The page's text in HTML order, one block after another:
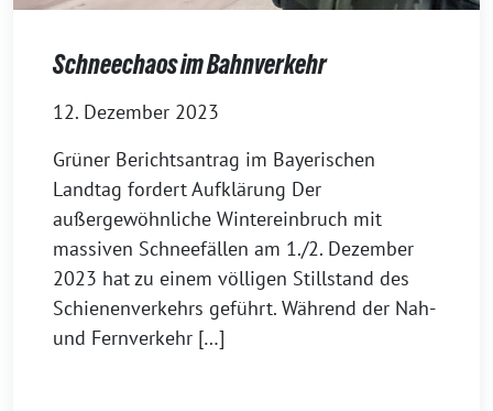
Schneechaos im Bahnverkehr
12. Dezember 2023
Grüner Berichtsantrag im Bayerischen
Landtag fordert Aufklärung Der
außergewöhnliche Wintereinbruch mit
massiven Schneefällen am 1./2. Dezember
2023 hat zu einem völligen Stillstand des
Schienenverkehrs geführt. Während der Nah-
und Fernverkehr […]